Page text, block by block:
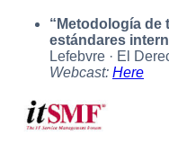
“Metodología de
estándares
Lefebvre · El
Webcast: Here